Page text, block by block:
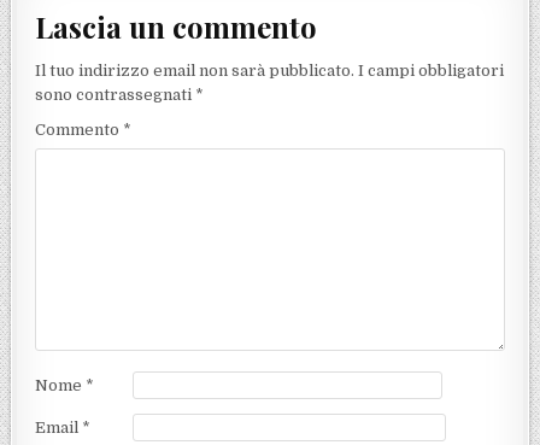
Lascia un commento
Il tuo indirizzo email non sarà pubblicato. I campi obbligatori
sono contrassegnati *
Commento *
Nome *
Email *